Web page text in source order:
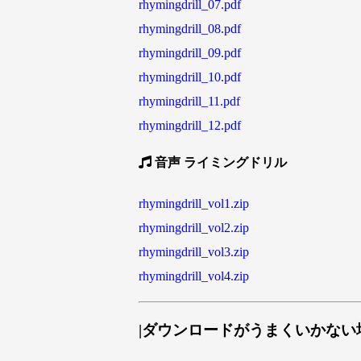
rhymingdrill_07.pdf
rhymingdrill_08.pdf
rhymingdrill_09.pdf
rhymingdrill_10.pdf
rhymingdrill_11.pdf
rhymingdrill_12.pdf
音声 ライミングドリル
rhymingdrill_vol1.zip
rhymingdrill_vol2.zip
rhymingdrill_vol3.zip
rhymingdrill_vol4.zip
|ダウンロードがうまくいかない